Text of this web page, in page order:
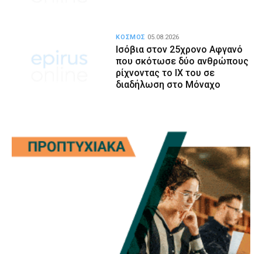
Ισόβια στον 25χρονο Αφγανό
που σκότωσε δύο ανθρώπους
ρίχνοντας το ΙΧ του σε
διαδήλωση στο Μόναχο
ΚΟΣΜΟΣ 05.08.2026